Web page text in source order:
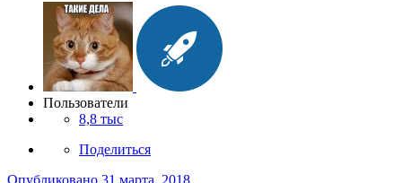
Пользователи
8,8 тыс
Поделиться
Опубликовано 31 марта, 2018